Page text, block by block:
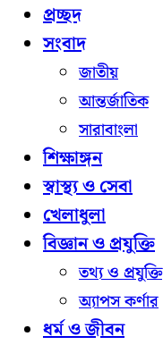
প্রচ্ছদ
সংবাদ
জাতীয়
আন্তর্জাতিক
সারাবাংলা
শিক্ষাঙ্গন
স্বাস্থ্য ও সেবা
খেলাধুলা
বিজ্ঞান ও প্রযুক্তি
তথ্য ও প্রযুক্তি
অ্যাপস কর্ণার
ধর্ম ও জীবন